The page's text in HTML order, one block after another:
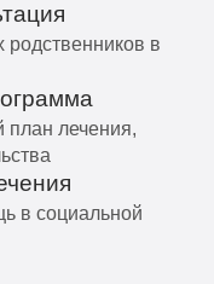
в
лечения,
в социальной